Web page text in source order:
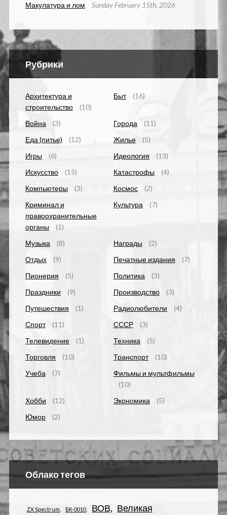
Макулатура и лом Sunday February 15th, 2026
Рубрики
Архитектура и
строительство
(10)
Быт (16)
Война (3) Города
(11)
Еда (питье)
(12) Жилье
(5)
Игры
(6) Идеология
(13)
Искусство
(15) Катастрофы
(4)
Компьютеры
(3) Космос
(2)
Криминал и
правоохранительные
органы
(1)
Культура (7)
Музыка (8) Награды
(2)
Отдых
(9) Печатные издания
(7)
Пионерия
(5) Политика
(3)
Праздники
(9) Производство
(3)
Путешествия
(1) Радиолюбители
(4)
Спорт
(11) СССР
(3)
Телевидение
(1) Техника
(5)
Торговля
(10) Транспорт
(10)
Учеба
(7)
Фильмы и мультфильмы
(10)
Хобби
(12) Экономика
(5)
Юмор
(2)
Облако тегов
ZX Spectrum БК-0010 ВОВ
Великая